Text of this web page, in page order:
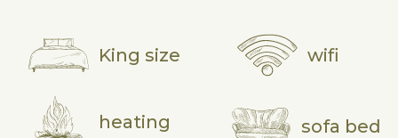
King size
heating
wifi
sofa bed